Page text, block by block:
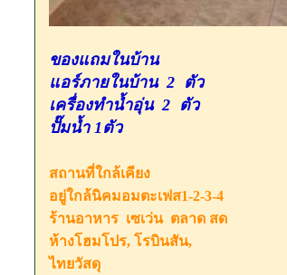
ของแถมในบ้าน
แอร์ภายในบ้าน​ 2​ ตัว
เครื่อง​ทำน้ำอุ่น​ 2​ ตัว
ปั๊มน้ำ 1​ตัว
สถาน​ที่ใกล้เคียง​
อยู่ใกล้นิคมอมตะเฟส1-2-3-4
ร้านอาหาร​ เซเว่น​ ตลาด สด
ห้างโฮมโปร​, โรบินสัน,
ไทยวัสดุ